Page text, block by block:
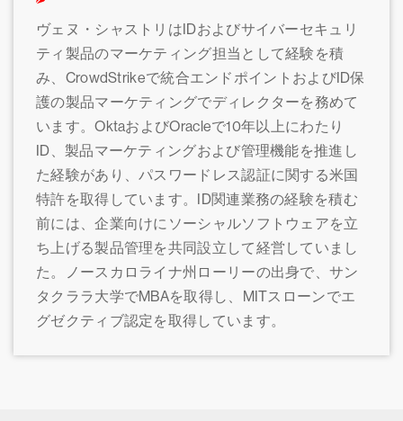
ヴェヌ・シャストリはIDおよびサイバーセキュリ
ティ製品のマーケティング担当として経験を積
み、CrowdStrikeで統合エンドポイントおよびID保
護の製品マーケティングでディレクターを務めて
います。OktaおよびOracleで10年以上にわたり
ID、製品マーケティングおよび管理機能を推進し
た経験があり、パスワードレス認証に関する米国
特許を取得しています。ID関連業務の経験を積む
前には、企業向けにソーシャルソフトウェアを立
ち上げる製品管理を共同設立して経営していまし
た。ノースカロライナ州ローリーの出身で、サン
タクララ大学でMBAを取得し、MITスローンでエ
グゼクティブ認定を取得しています。